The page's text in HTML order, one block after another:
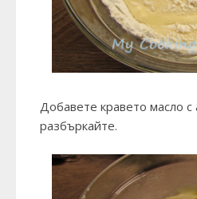
Добавете кравето масло с
разбъркайте.